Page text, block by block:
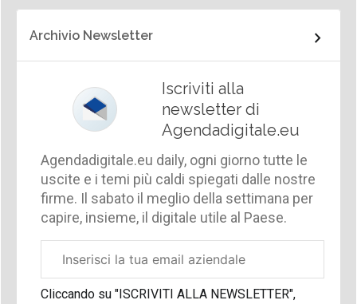
Archivio Newsletter
Iscriviti alla
newsletter di
Agendadigitale.eu
Agendadigitale.eu daily, ogni giorno tutte le
uscite e i temi più caldi spiegati dalle nostre
firme. Il sabato il meglio della settimana per
capire, insieme, il digitale utile al Paese.
aziendale
Cliccando su "ISCRIVITI ALLA NEWSLETTER",